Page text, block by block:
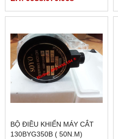
BỘ ĐIỀU KHIỂN MÁY CẮT
130BYG350B ( 50N.M)